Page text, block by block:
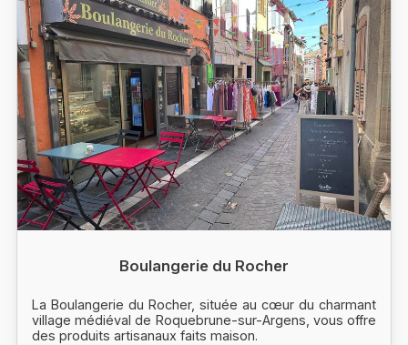
Boulangerie du Rocher
La Boulangerie du Rocher, située au cœur du charmant
village médiéval de Roquebrune-sur-Argens, vous offre
des produits artisanaux faits maison.